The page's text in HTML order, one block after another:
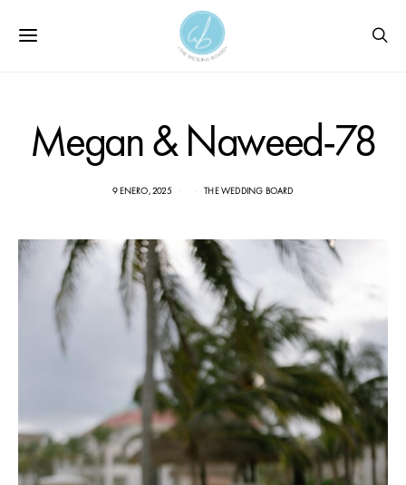
Megan & Naweed-78
9 ENERO, 2025 THE WEDDING BOARD